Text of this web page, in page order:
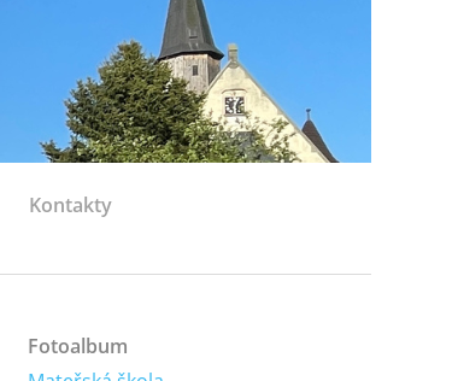
Kontakty
Fotoalbum